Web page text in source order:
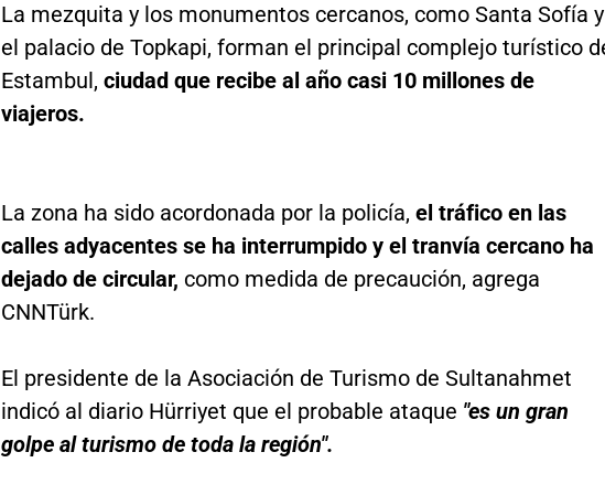
La mezquita y los monumentos cercanos, como Santa Sofía y
el palacio de Topkapi, forman el principal complejo turístico
Estambul, ciudad que recibe al año casi 10 millones de
viajeros.
La zona ha sido acordonada por la policía, el tráfico en las
calles adyacentes se ha interrumpido y el tranvía cercano ha
dejado de circular, como medida de precaución, agrega
CNNTürk.
El presidente de la Asociación de Turismo de Sultanahmet
indicó al diario Hürriyet que el probable ataque "es un gran
golpe al turismo de toda la región".